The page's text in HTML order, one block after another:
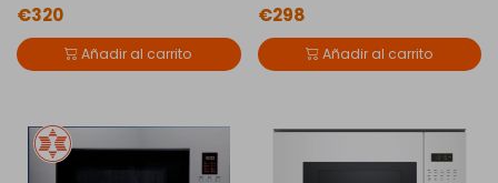
€320
Añadir al carrito
€298
Añadir al carrito